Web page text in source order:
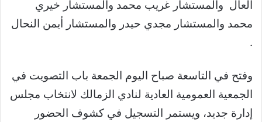
العال والمستشار غريب محمد والمستشار خيري
محمد والمستشار مجدي حيدر والمستشار أيمن النحال
.
وفتح في التاسعة صباح اليوم الجمعة باب التصويت في
الجمعية العمومية العادية لنادي الزمالك لانتخاب مجلس
إدارة جديد، ويستمر التسجيل في كشوف الحضور